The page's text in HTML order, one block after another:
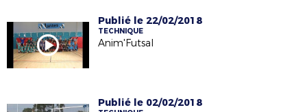
Publié le 22/02/2018
TECHNIQUE
Anim'Futsal
Publié le 02/02/2018